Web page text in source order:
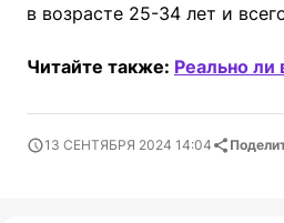
в возрасте 25-34 лет и
Читайте также: Реально ли
13 СЕНТЯБРЯ 2024 14:04